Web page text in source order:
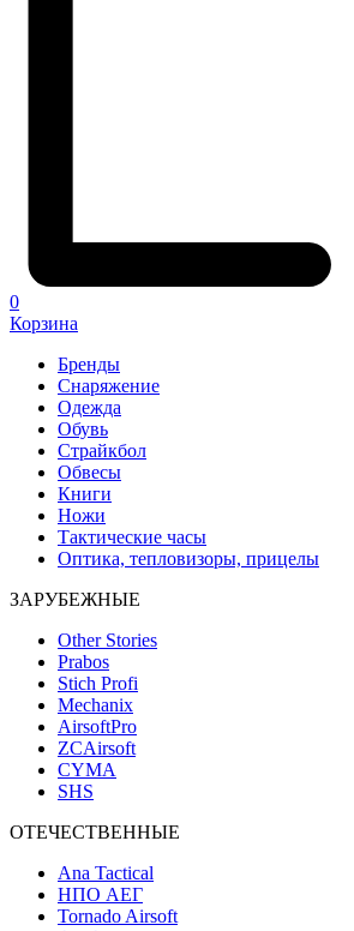
0
Корзина
Бренды
Снаряжение
Одежда
Обувь
Страйкбол
Обвесы
Книги
Ножи
Тактические часы
Оптика, тепловизоры, прицелы
ЗАРУБЕЖНЫЕ
Other Stories
Prabos
Stich Profi
Mechanix
AirsoftPro
ZCAirsoft
CYMA
SHS
ОТЕЧЕСТВЕННЫЕ
Ana Tactical
НПО АЕГ
Tornado Airsoft